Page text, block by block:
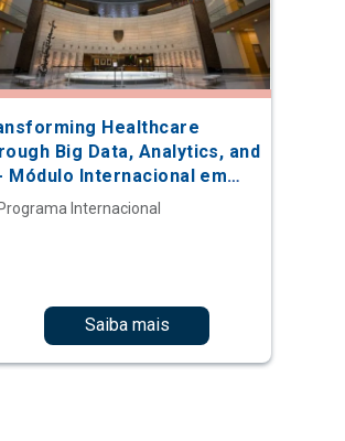
Healthcare
Big Data, Analytics, and
Módulo Internacional em
Internacional
Saiba mais